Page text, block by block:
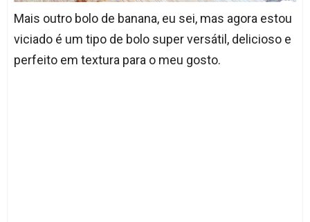
Mais outro bolo de banana, eu sei, mas agora estou
viciado é um tipo de bolo super versátil, delicioso e
perfeito em textura para o meu gosto.